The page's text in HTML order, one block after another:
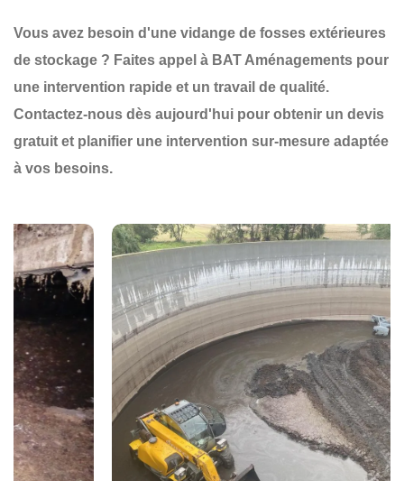
Vous avez besoin d'une vidange de fosses extérieures
de stockage ? Faites appel à BAT Aménagements pour
une intervention rapide et un travail de qualité.
Contactez-nous dès aujourd'hui pour obtenir un devis
gratuit et planifier une intervention sur-mesure adaptée
à vos besoins.